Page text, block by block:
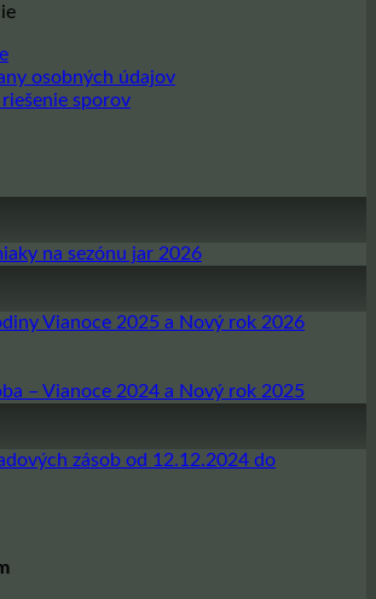
osobných údajov
sporov
na sezónu jar 2026Žiadne
Sadbové
sezónu
Vianoce 2025 a Nový rok 2026Žiadne
– Vianoce 2024 a Nový rok 2025Žiadne
zásob od 12.12.2024 do